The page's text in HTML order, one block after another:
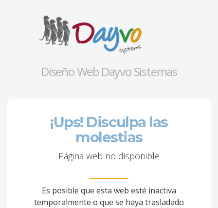
Diseño Web Dayvo Sistemas
¡Ups! Disculpa las
molestias
Página web no disponible
Es posible que esta web esté inactiva
temporalmente o que se haya trasladado